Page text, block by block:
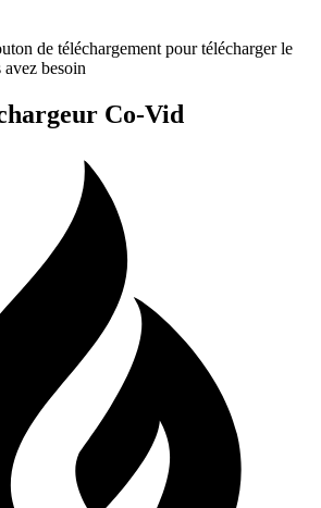
de téléchargement pour télécharger le
besoin
Co-Vid